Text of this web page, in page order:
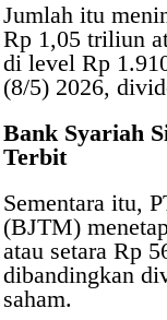
Jumlah itu
Rp 1,05 triliun
di level Rp
(8/5) 2026,
Bank Syariah
Terbit
Sementara itu,
(BJTM)
atau setara Rp
dibandingkan
saham.